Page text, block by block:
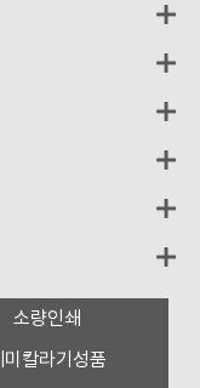
소량인쇄
미칼라기성품